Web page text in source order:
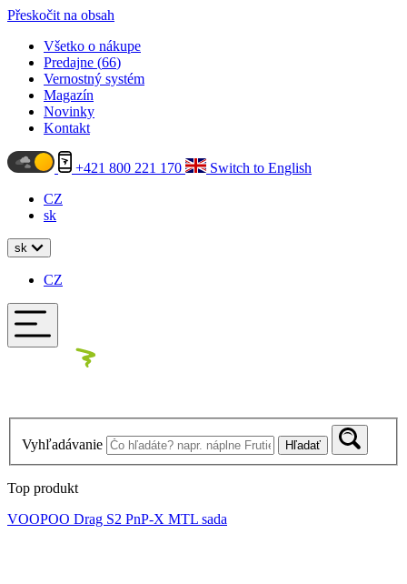
Přeskočit na obsah
Všetko o nákupe
Predajne (66)
Vernostný systém
Magazín
Novinky
Kontakt
+421 800 221 170
Switch to English
CZ
sk
sk
CZ
Vyhľadávanie Hľadať
Top produkt
VOOPOO Drag S2 PnP-X MTL sada